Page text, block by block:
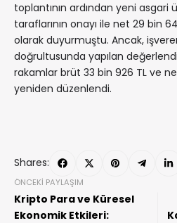
toplantının ardından yeni
taraflarının onayı ile net 29 bin
olarak duyurmuştu. Ancak,
doğrultusunda yapılan
rakamlar brüt 33 bin 926 TL ve
yeniden düzenlendi.
Shares:
ÖNCEKI PAYLAŞIM
Kripto Para ve Küresel
Ekonomik Etkileri: